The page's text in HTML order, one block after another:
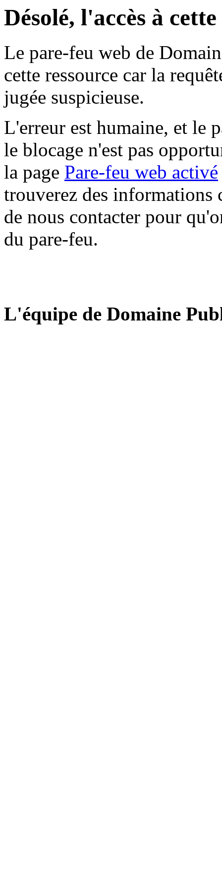
Désolé, l'accès à
Le pare-feu web de
cette ressource car la
jugée suspicieuse.
L'erreur est humaine, et le
le blocage n'est pas
la page Pare-feu web activé
trouverez des informations
de nous contacter pour
du pare-feu.
L'équipe de Domaine